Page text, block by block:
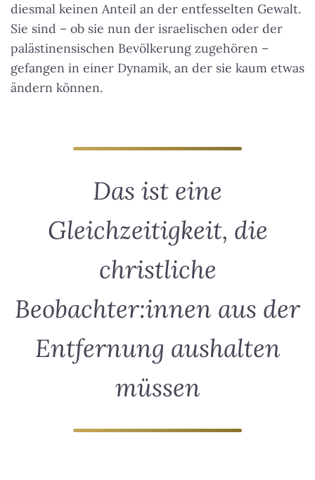
diesmal keinen Anteil an der entfesselten Gewalt.
Sie sind – ob sie nun der israelischen oder der
palästinensischen Bevölkerung zugehören –
gefangen in einer Dynamik, an der sie kaum etwas
ändern können.
Das ist eine
Gleichzeitigkeit, die
christliche
Beobachter:innen aus der
Entfernung aushalten
müssen